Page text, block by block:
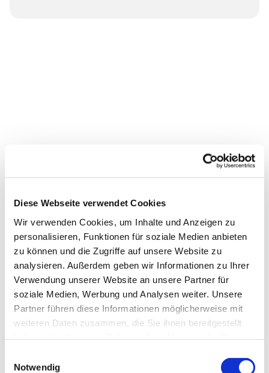
Diese Webseite verwendet Cookies
Wir verwenden Cookies, um Inhalte und Anzeigen zu
personalisieren, Funktionen für soziale Medien anbieten
zu können und die Zugriffe auf unsere Website zu
analysieren. Außerdem geben wir Informationen zu Ihrer
Verwendung unserer Website an unsere Partner für
soziale Medien, Werbung und Analysen weiter. Unsere
Partner führen diese Informationen möglicherweise mit
weiteren Daten zusammen, die Sie ihnen bereitgestellt
Notwendig
Dies könnte Sie auch
interessieren